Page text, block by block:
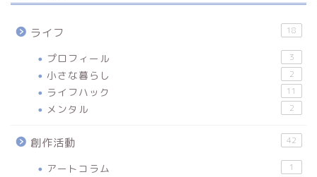
ライフ 18
プロフィール 3
小さな暮らし 2
ライフハック 11
メンタル 2
創作活動 42
アートコラム 1